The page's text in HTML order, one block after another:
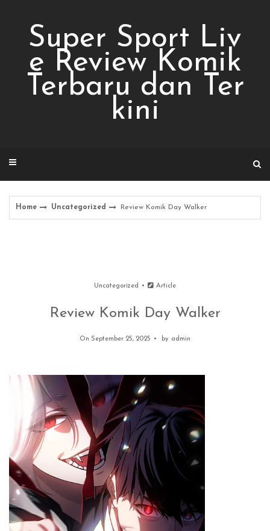
Super Sport Liv
e Review Komik
Terbaru dan Ter
kini
Home Uncategorized Review Komik Day Walker
Uncategorized Article
Review Komik Day Walker
On September 25, 2025 by admin